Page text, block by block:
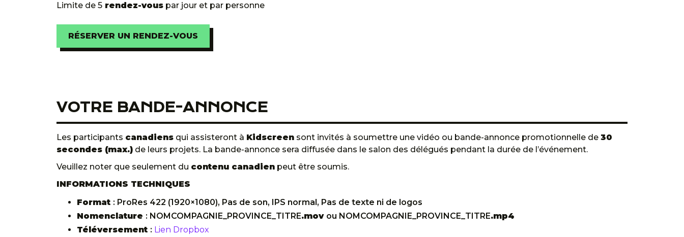
Limite de 5 rendez-vous par jour et par personne
RÉSERVER UN RENDEZ-VOUS
VOTRE BANDE-ANNONCE
Les participants canadiens qui assisteront à Kidscreen sont invités à soumettre une vidéo ou bande-annonce promotionnelle de 30
secondes (max.) de leurs projets. La bande-annonce sera diffusée dans le salon des délégués pendant la durée de l’événement.
Veuillez noter que seulement du contenu canadien peut être soumis.
INFORMATIONS TECHNIQUES
Format : ProRes 422 (1920×1080), Pas de son, IPS normal, Pas de texte ni de logos
Nomenclature : NOMCOMPAGNIE_PROVINCE_TITRE.mov ou NOMCOMPAGNIE_PROVINCE_TITRE.mp4
Téléversement : Lien Dropbox